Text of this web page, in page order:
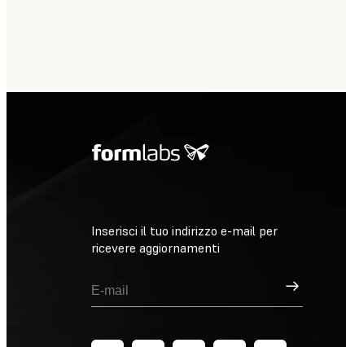
Inserisci il tuo indirizzo e-mail per
ricevere aggiornamenti
Registrati